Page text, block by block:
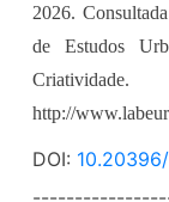
2026.
de Estudos
Criatividade.
http://
DOI: